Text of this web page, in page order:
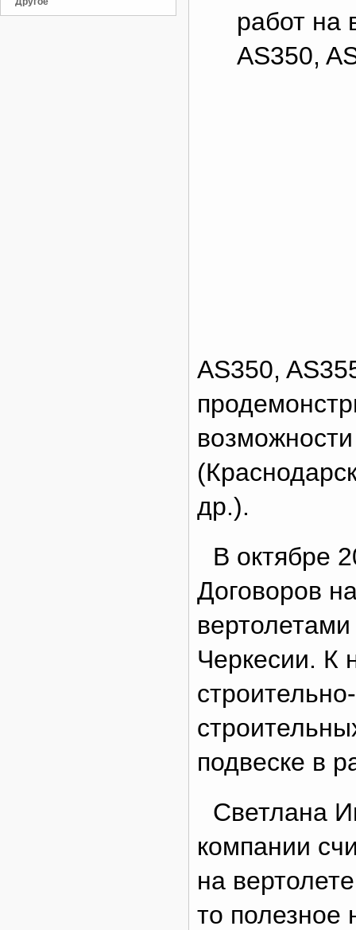
работ на
AS350,
AS350,
др.).
В октябре
Договоров
Черкесии. К
подвеске в
Светлана
компании
на
то полезное